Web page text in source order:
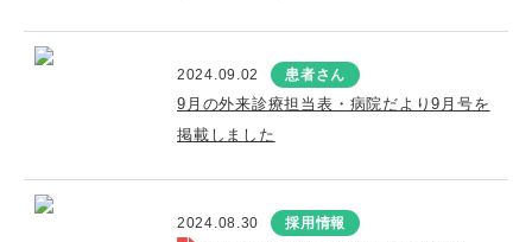
2024.09.02 患者さん
9月の外来診療担当表・病院だより9月号を
掲載しました
2024.08.30 採用情報